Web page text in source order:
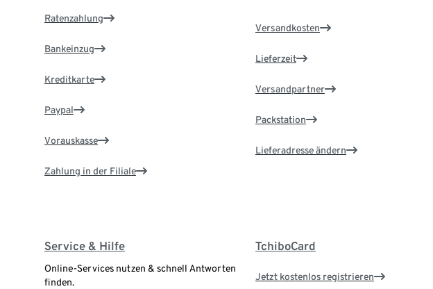
Ratenzahlung
Bankeinzug
Kreditkarte
Paypal
Vorauskasse
Zahlung in der Filiale
Versandkosten
Lieferzeit
Versandpartner
Packstation
Lieferadresse ändern
Service & Hilfe
Online-Services nutzen & schnell Antworten
finden.
TchiboCard
Jetzt kostenlos registrieren